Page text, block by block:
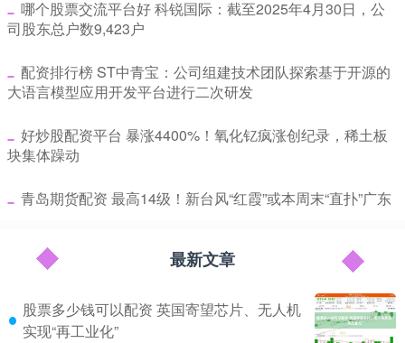
​哪个股票交流平台好 科锐国际：截至2025年4月30日，公
司股东总户数9,423户
​配资排行榜 ST中青宝：公司组建技术团队探索基于开源的
大语言模型应用开发平台进行二次研发
​好炒股配资平台 暴涨4400%！氧化钇疯涨创纪录，稀土板
块集体躁动
​青岛期货配资 最高14级！新台风“红霞”或本周末“直扑”广东
最新文章
股票多少钱可以配资 英国寄望芯片、无人机
实现“再工业化”